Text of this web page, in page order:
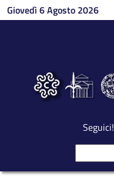
Salta al contenuto principale
Giovedì 6 Agosto 2026
Seguici!